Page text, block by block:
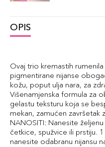
OPIS
Ovaj trio kremastih
pigmentirane nijanse
kožu, poput ulja nara, za
Višenamjenska formula za
gelastu teksturu koja se
mekan, zamućen završetak
NANOSITI: Nanesite
četkice, spužvice ili prstiju.
nanesite odabranu nijansu